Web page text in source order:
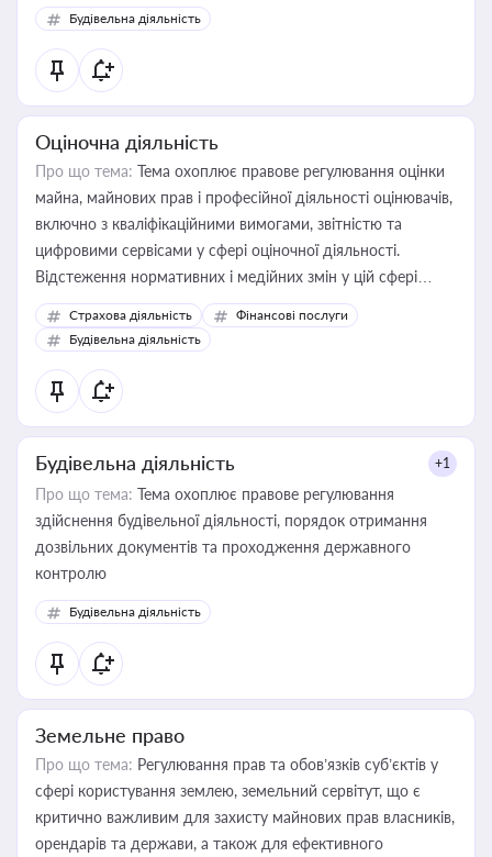
Будівельна діяльність
Оціночна діяльність
Про що тема: Тема охоплює правове регулювання оцінки
майна, майнових прав і професійної діяльності оцінювачів,
включно з кваліфікаційними вимогами, звітністю та
цифровими сервісами у сфері оціночної діяльності.
Відстеження нормативних і медійних змін у цій сфері
корисне для власника бізнесу, керівника, юриста або
бухгалтера під час оподаткування, приватизації, оренди
державного майна, корпоративних угод і перевірки
статусу суб'єктів оціночної діяльності
Страхова діяльність
Фінансові послуги
Будівельна діяльність
Будівельна діяльність +1
Про що тема: Тема охоплює правове регулювання
здійснення будівельної діяльності, порядок отримання
дозвільних документів та проходження державного
контролю
Будівельна діяльність
Земельне право
Про що тема: Регулювання прав та обов’язків суб’єктів у
сфері користування землею, земельний сервітут, що є
критично важливим для захисту майнових прав власників,
орендарів та держави, а також для ефективного